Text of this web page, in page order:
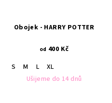
Obojek - HARRY POTTER
od 400 Kč
S
M L
XL
Ušijeme do 14 dnů